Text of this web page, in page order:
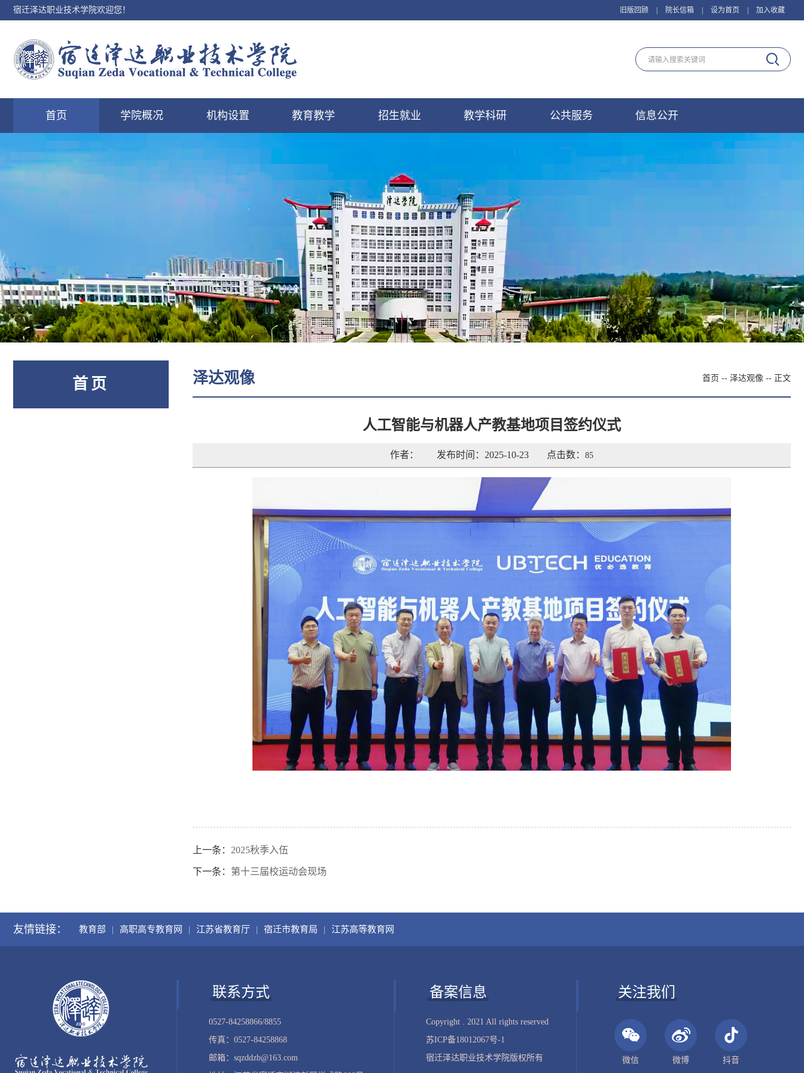
宿迁泽达职业技术学院欢迎您！ 旧版回顾 院长信箱 设为首页 加入收藏
首页 学院概况 机构设置 教育教学 招生就业 教学科研 公共服务 信息公开
首页 泽达观像 首页 -- 泽达观像 -- 正文
人工智能与机器人产教基地项目签约仪式
作者： 发布时间：2025-10-23 点击数： 85
上一条： 2025秋季入伍
下一条： 第十三届校运动会现场
友情链接： 教育部 | 高职高专教育网 | 江苏省教育厅 | 宿迁市教育局 | 江苏高等教育网
联系方式
0527-84258866/8855
传真：0527-84258868
邮箱：sqzddzb@163.com
备案信息
Copyright . 2021 All rights reserved
苏ICP备18012067号-1
宿迁泽达职业技术学院版权所有
关注我们
微信 微博 抖音